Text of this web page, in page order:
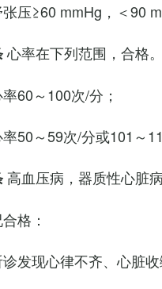
张压≥60 mmHg，＜90
心率在下列范围，合格。
率60～100次/分；
率50～59次/分或101～
高血压病，器质性心脏
格：
诊发现心律不齐、心脏